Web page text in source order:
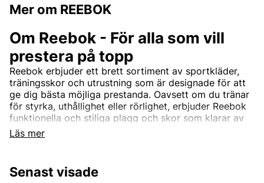
Mer om REEBOK
Läs mer
Om Reebok - För alla som vill
prestera på topp
Reebok erbjuder ett brett sortiment av sportkläder,
träningsskor och utrustning som är designade för att
ge dig bästa möjliga prestanda. Oavsett om du tränar
för styrka, uthållighet eller rörlighet, erbjuder Reebok
funktionella och stiliga plagg och skor som klarar av
de tuffaste passen.
Hos Vingåkers Factory Outlet hittar du ett urval av
topp – från löparskor till träningskläder och
sportaccessoarer.
Senast visade